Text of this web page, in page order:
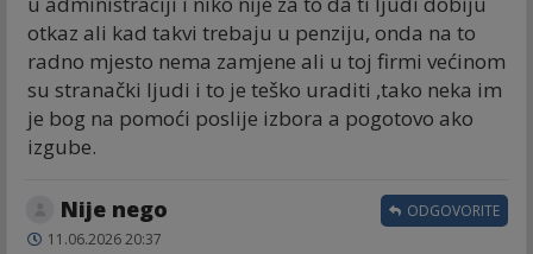
otkaz ali kad takvi trebaju u penziju, onda na to
radno mjesto nema zamjene ali u toj firmi većinom
su stranački ljudi i to je teško uraditi ,tako neka im
je bog na pomoći poslije izbora a pogotovo ako
izgube.
Nije nego
11.06.2026 20:37
ODGOVORITE